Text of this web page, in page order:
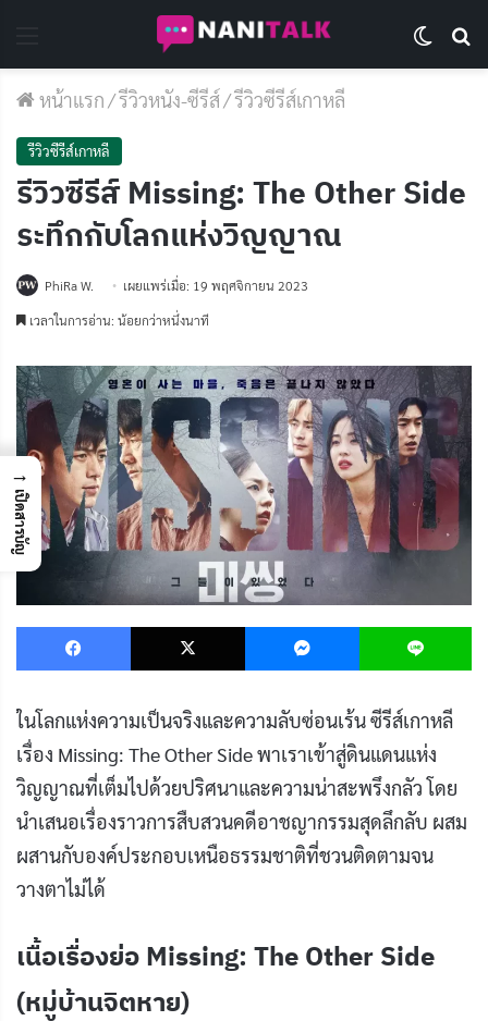
หน้าแรก/รีวิวหนัง-ซีรีส์/รีวิวซีรีส์เกาหลี
รีวิวซีรีส์เกาหลี
รีวิวซีรีส์ Missing: The Other Side
ระทึกกับโลกแห่งวิญญาณ
PhiRa W.
เผยแพร่เมื่อ: 19 พฤศจิกายน 2023
เวลาในการอ่าน: น้อยกว่าหนึ่งนาที
Facebook X Messenger
ในโลกแห่งความเป็นจริงและความลับซ่อนเร้น ซีรีส์เกาหลี
เรื่อง Missing: The Other Side พาเราเข้าสู่ดินแดนแห่ง
วิญญาณที่เต็มไปด้วยปริศนาและความน่าสะพรึงกลัว โดย
นำเสนอเรื่องราวการสืบสวนคดีอาชญากรรมสุดลึกลับ ผสม
ผสานกับองค์ประกอบเหนือธรรมชาติที่ชวนติดตามจน
วางตาไม่ได้
เนื้อเรื่องย่อ Missing: The Other Side
(หมู่บ้านจิตหาย)
→
เปิดสารบัญ